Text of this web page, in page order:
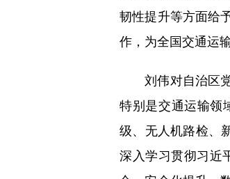
韧性提升等方面给
作，为全国交通运
刘伟对自治区党
特别是交通运输领
级、无人机路检、
深入学习贯彻习近